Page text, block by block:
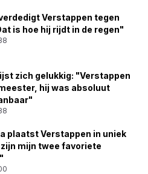
Verstappen tegen
is hoe hij rijdt in de regen"
zich gelukkig: "Verstappen
hij was absoluut
plaatst Verstappen in uniek
mijn twee favoriete